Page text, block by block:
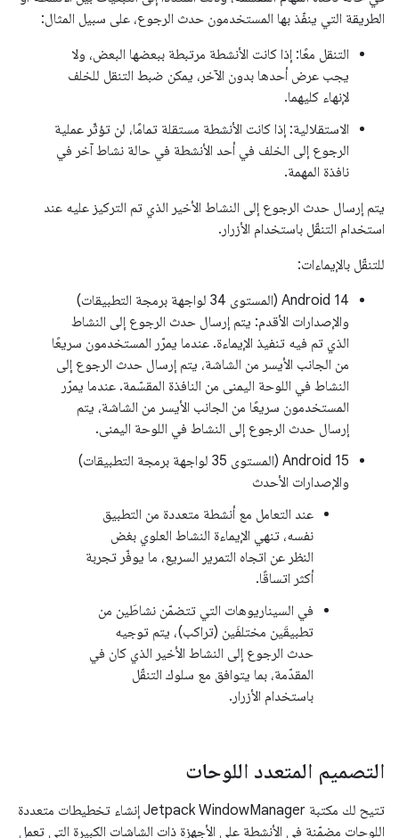
الطريقة التي ينفّذ بها المستخدمون حدث الرجوع، على سبيل المثال:
التنقل معًا: إذا كانت الأنشطة مرتبطة ببعضها البعض، ولا
يجب عرض أحدها بدون الآخر، يمكن ضبط التنقل للخلف
لإنهاء كليهما.
الاستقلالية: إذا كانت الأنشطة مستقلة تمامًا، لن تؤثّر عملية
الرجوع إلى الخلف في أحد الأنشطة في حالة نشاط آخر في
نافذة المهمة.
يتم إرسال حدث الرجوع إلى النشاط الأخير الذي تم التركيز عليه عند
استخدام التنقّل باستخدام الأزرار.
للتنقّل بالإيماءات:
‫Android 14 (المستوى 34 لواجهة برمجة التطبيقات)
والإصدارات الأقدم: يتم إرسال حدث الرجوع إلى النشاط
الذي تم فيه تنفيذ الإيماءة. عندما يمرّر المستخدمون سريعًا
من الجانب الأيسر من الشاشة، يتم إرسال حدث الرجوع إلى
النشاط في اللوحة اليمنى من النافذة المقسّمة. عندما يمرّر
المستخدمون سريعًا من الجانب الأيسر من الشاشة، يتم
إرسال حدث الرجوع إلى النشاط في اللوحة اليمنى.
‫Android 15 (المستوى 35 لواجهة برمجة التطبيقات)
والإصدارات الأحدث
عند التعامل مع أنشطة متعددة من التطبيق
نفسه، تنهي الإيماءة النشاط العلوي بغض
النظر عن اتجاه التمرير السريع، ما يوفّر تجربة
أكثر اتساقًا.
في السيناريوهات التي تتضمّن نشاطَين من
تطبيقَين مختلفَين (تراكب)، يتم توجيه
حدث الرجوع إلى النشاط الأخير الذي كان في
المقدّمة، بما يتوافق مع سلوك التنقّل
باستخدام الأزرار.
التصميم المتعدد اللوحات
تتيح لك مكتبة Jetpack WindowManager إنشاء تخطيطات متعددة
اللوحات مضمّنة في الأنشطة على الأجهزة ذات الشاشات الكبيرة التي تعمل